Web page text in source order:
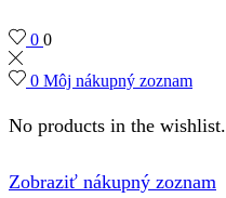
0 0
0 Môj nákupný zoznam
No products in the wishlist.
Zobraziť nákupný zoznam